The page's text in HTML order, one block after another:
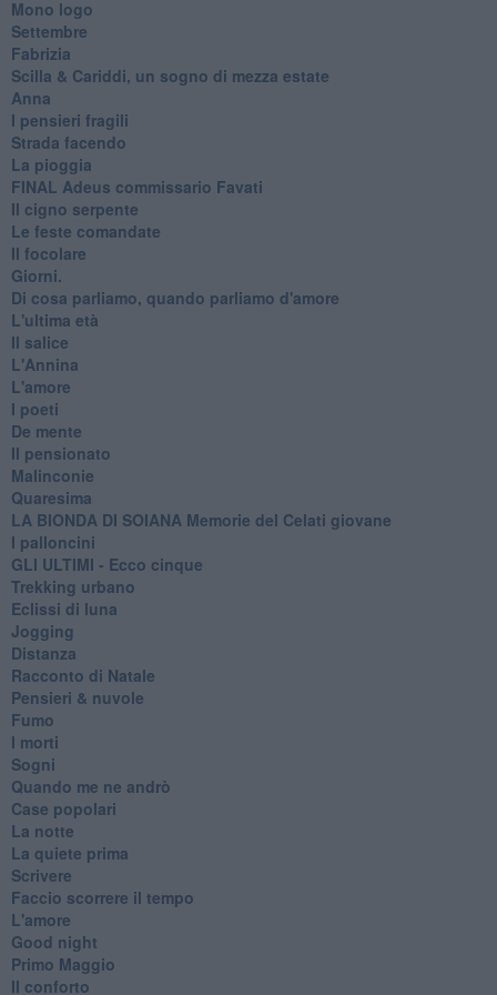
Mono logo
Settembre
Fabrizia
​Scilla & Cariddi, un sogno di mezza estate
Anna
I pensieri fragili
Strada facendo
La pioggia
FINAL Adeus commissario Favati
Il cigno serpente
Le feste comandate
Il focolare
Giorni.
Di cosa parliamo, quando parliamo d'amore
L'ultima età
Il salice
L'Annina
L'amore
I poeti
De mente
Il pensionato
Malinconie
Quaresima
LA BIONDA DI SOIANA Memorie del Celati giovane
I palloncini
GLI ULTIMI - Ecco cinque
Trekking urbano
Eclissi di luna
Jogging
Distanza
Racconto di Natale
Pensieri & nuvole
Fumo
I morti
Sogni
Quando me ne andrò
Case popolari
La notte
La quiete prima
Scrivere
Faccio scorrere il tempo
L'amore
Good night
Primo Maggio
Il conforto